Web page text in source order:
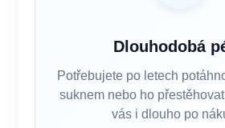
Dlouhodobá
Potřebujete po letech
suknem nebo ho
vás i dlouho po